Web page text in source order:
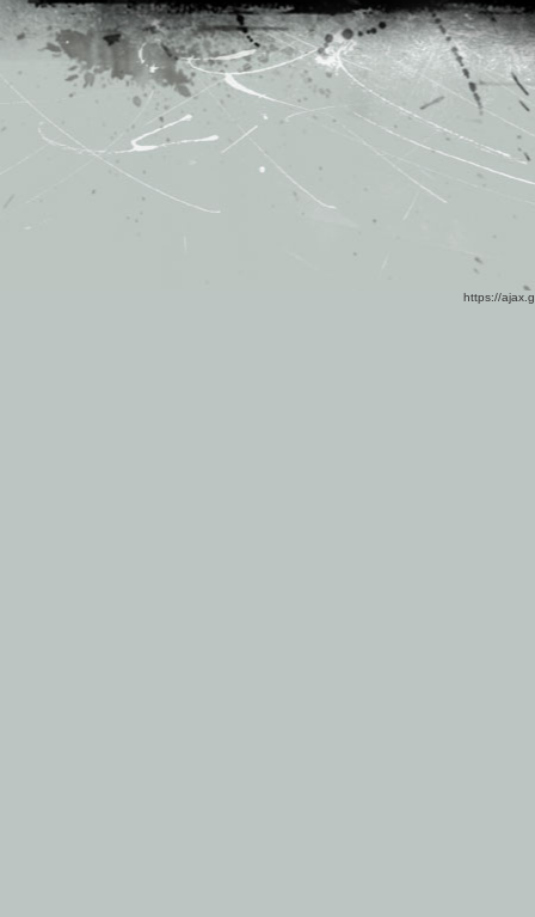
https://